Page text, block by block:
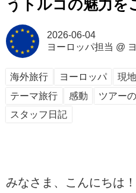
うトルコの魅力を
2026-06-04
ヨーロッパ担当 @
海外旅行 ヨーロッパ 現
テーマ旅行
感動 ツアー
スタッフ日記
みなさま、こんにちは！